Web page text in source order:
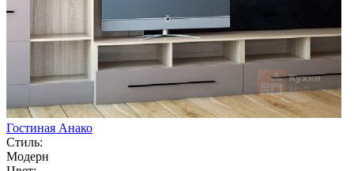
Гостиная Анако
Стиль:
Модерн